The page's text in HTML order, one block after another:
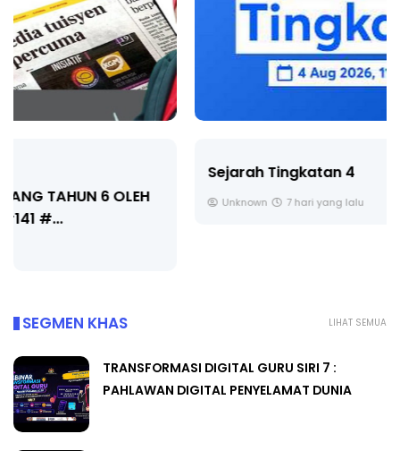
Unknown 7 hari yang lalu
LIHAT SEMUA
SEGMEN KHAS
TRANSFORMASI DIGITAL GURU SIRI 7 :
PAHLAWAN DIGITAL PENYELAMAT DUNIA